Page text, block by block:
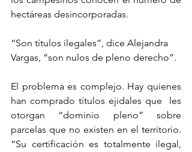
hectáreas desincorporadas.
“Son títulos ilegales”, dice Alejandra
Vargas, “son nulos de pleno derecho”.
El problema es complejo. Hay quienes
han comprado títulos ejidales que  les
otorgan “dominio pleno” sobre
parcelas que no existen en el territorio.
“Su certificación es totalmente ilegal,